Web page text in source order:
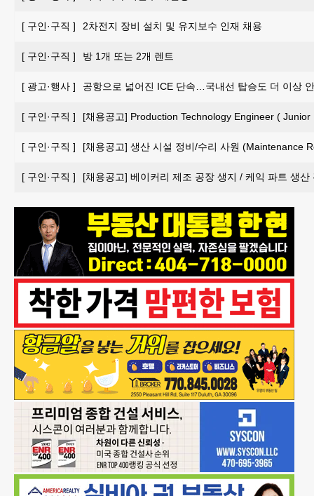
[ 구인·구직 ] 2차전지 장비 설치 및 유지보수 인재 채용
[ 구인·구직 ] 방 1개 또는 2개 렌트
[ 광고·행사 ] 공항으로 넓어진 ICE 단속…국내선 탑승도 더 이상
[ 구인·구직 ] [채용공고] Production Technology Engineer (
[ 구인·구직 ] [채용공고] 생산 시설 정비/수리 사원 (Maintenance
[ 구인·구직 ] [채용공고] 베이커리 제조 공장 생지 / 케익 파트 생